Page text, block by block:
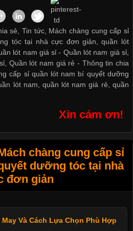
sẻ, Tin tức, Mách chàng cung cấp sỉ
tóc tại nhà cực đơn giản, quần lót
lót nam giá sỉ - Quần lót nam giá sỉ,
Quần lót nam giá rẻ - Thông tin chia
cấp sỉ quần lót nam bí quyết dưỡng
lót nam quần lót nam giá rẻ
quần
Xin cám ơn!
chàng cung cấp sỉ
dưỡng tóc tại nhà
đơn giản
Và Cách Lựa Chọn Phù Hợp